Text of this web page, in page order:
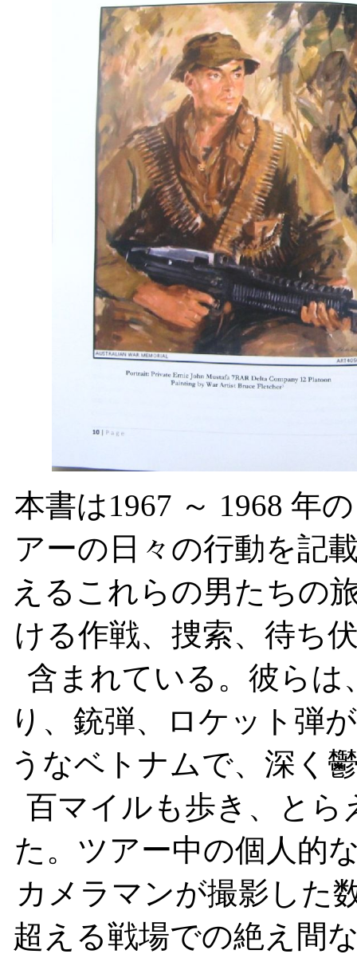
本書は1967 ～ 1968 年の
アーの日々の行動を記
えるこれらの男たちの
ける作戦、捜索、待ち
含まれている。彼ら
り、銃弾、ロケット弾
うなベトナムで、深く
百マイルも歩き、とら
た。ツアー中の個人的
カメラマンが撮影した
超える戦場での絶え間